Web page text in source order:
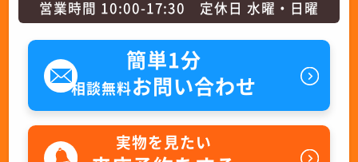
営業時間 10:00-17:30 定休日 水曜・日曜
簡単1分
相談無料お問い合わせ
実物を見たい